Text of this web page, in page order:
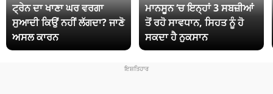
ਟ੍ਰੇਨ ਦਾ ਖਾਣਾ ਘਰ ਵਰਗਾ
ਸੁਆਦੀ ਕਿਉਂ ਨਹੀਂ ਲੱਗਦਾ? ਜਾਣੋ
ਅਸਲ ਕਾਰਨ
ਮਾਨਸੂਨ ‘ਚ ਇਨ੍ਹਾਂ 3 ਸਬਜ਼ੀਆਂ
ਤੋਂ ਰਹੋ ਸਾਵਧਾਨ, ਸਿਹਤ ਨੂੰ ਹੋ
ਸਕਦਾ ਹੈ ਨੁਕਸਾਨ